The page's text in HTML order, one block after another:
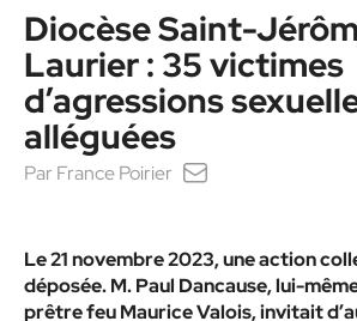
Diocèse Saint-
Laurier : 35 victimes
d’agressions
alléguées
Par France Poirier
Le 21 novembre 2023, une action
déposée. M. Paul Dancause, lui-
prêtre feu Maurice Valois, invitait